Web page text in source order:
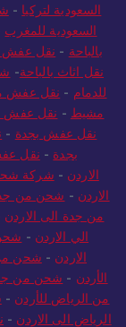
السعودية لتركيا -
السعودية للمغرب
بالباحة - نقل عفش
نقل اثاث بالباحة-
للدمام - نقل عفش
مشيط - نقل عفش
نقل عفش بجدة -
بجدة - نقل
الاردن - شركة
الاردن - شحن من
من جدة الى الاردن
الي الاردن -
الاردن - شحن من
الأردن - شحن من
من الرياض للأردن -
الرياض الى الاردن -